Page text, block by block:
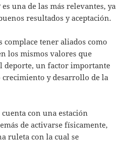
una de las más relevantes, ya
resultados y aceptación.
complace tener aliados como
los mismos valores que
deporte, un factor importante
crecimiento y desarrollo de la
con una estación
de activarse físicamente,
ruleta con la cual se